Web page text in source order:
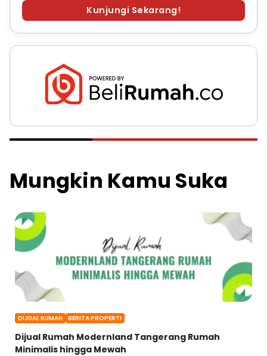
Kunjungi Sekarang!
Mungkin Kamu Suka
DIJUAL RUMAH BERITA PROPERTI
Dijual Rumah Modernland Tangerang Rumah
Minimalis hingga Mewah